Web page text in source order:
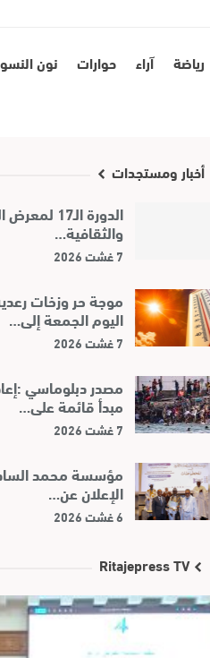
رياضة آراء حوارات نون
أخبار ومستجدات
الدورة
والثقافية…
7 غشت 2026
موجة حر وزخات
اليوم الجمعة إلى…
7 غشت 2026
مصدر دبلوماسي
مبدأ قائمة على…
7 غشت 2026
مؤسسة محمد
الإعلان عن…
6 غشت 2026
Ritajepress TV